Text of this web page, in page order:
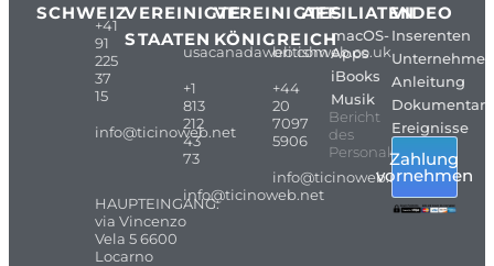
SCHWEIZ
+41
91
225
37
15
info@ticinoweb.net
HAUPTEINGANG:
via Vincenzo
Vela 5 6600
Locarno
VEREINIGTE
STAATEN
usacanadaweb.com
+1
813
212
43
73
info@ticinoweb.net
VEREINIGTES
KÖNIGREICH
britishweb.co.uk
+44
20
7097
5906
info@ticinoweb.net
AFFILIATEN
macOS-
Apps
iBooks
Musik
Bericht
des
Personals
VIDEO
Inserenten
Unternehmen
Anleitung
Ereignisse
Zahlung
vornehmen